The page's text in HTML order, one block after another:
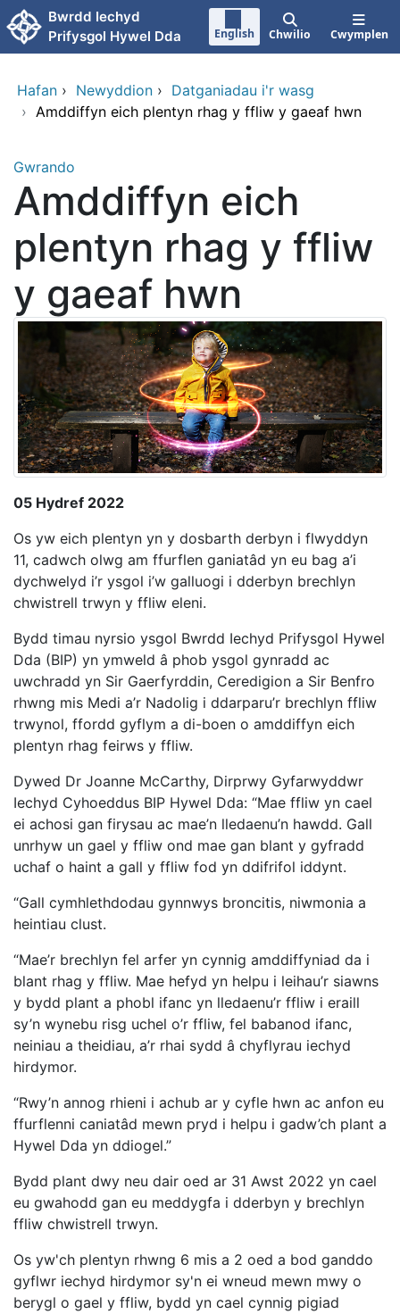
Neidio i'r prif gynnwy
Bwrdd Iechyd
Prifysgol Hywel Dda
English Chwilio Cwymplen
Hafan › Newyddion › Datganiadau i'r wasg
› Amddiffyn eich plentyn rhag y ffliw y gaeaf hwn
Gwrando
Amddiffyn eich
plentyn rhag y ffliw
y gaeaf hwn
05 Hydref 2022
Os yw eich plentyn yn y dosbarth derbyn i flwyddyn
11, cadwch olwg am ffurflen ganiatâd yn eu bag a’i
dychwelyd i’r ysgol i’w galluogi i dderbyn brechlyn
chwistrell trwyn y ffliw eleni.
Bydd timau nyrsio ysgol Bwrdd Iechyd Prifysgol Hywel
Dda (BIP) yn ymweld â phob ysgol gynradd ac
uwchradd yn Sir Gaerfyrddin, Ceredigion a Sir Benfro
rhwng mis Medi a’r Nadolig i ddarparu’r brechlyn ffliw
trwynol, ffordd gyflym a di-boen o amddiffyn eich
plentyn rhag feirws y ffliw.
Dywed Dr Joanne McCarthy, Dirprwy Gyfarwyddwr
Iechyd Cyhoeddus BIP Hywel Dda: “Mae ffliw yn cael
ei achosi gan firysau ac mae’n lledaenu’n hawdd. Gall
unrhyw un gael y ffliw ond mae gan blant y gyfradd
uchaf o haint a gall y ffliw fod yn ddifrifol iddynt.
“Gall cymhlethdodau gynnwys broncitis, niwmonia a
heintiau clust.
“Mae’r brechlyn fel arfer yn cynnig amddiffyniad da i
blant rhag y ffliw. Mae hefyd yn helpu i leihau’r siawns
y bydd plant a phobl ifanc yn lledaenu’r ffliw i eraill
sy’n wynebu risg uchel o’r ffliw, fel babanod ifanc,
neiniau a theidiau, a’r rhai sydd â chyflyrau iechyd
hirdymor.
“Rwy’n annog rhieni i achub ar y cyfle hwn ac anfon eu
ffurflenni caniatâd mewn pryd i helpu i gadw’ch plant a
Hywel Dda yn ddiogel.”
Bydd plant dwy neu dair oed ar 31 Awst 2022 yn cael
eu gwahodd gan eu meddygfa i dderbyn y brechlyn
ffliw chwistrell trwyn.
Os yw'ch plentyn rhwng 6 mis a 2 oed a bod ganddo
gyflwr iechyd hirdymor sy'n ei wneud mewn mwy o
berygl o gael y ffliw, bydd yn cael cynnig pigiad